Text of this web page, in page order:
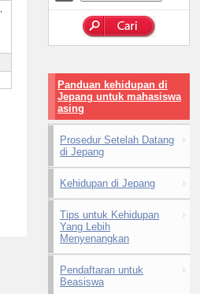
Panduan kehidupan di
Jepang untuk mahasiswa
asing
Prosedur Setelah Datang
di Jepang
Kehidupan di Jepang
Tips untuk Kehidupan
Yang Lebih
Menyenangkan
Pendaftaran untuk
Beasiswa